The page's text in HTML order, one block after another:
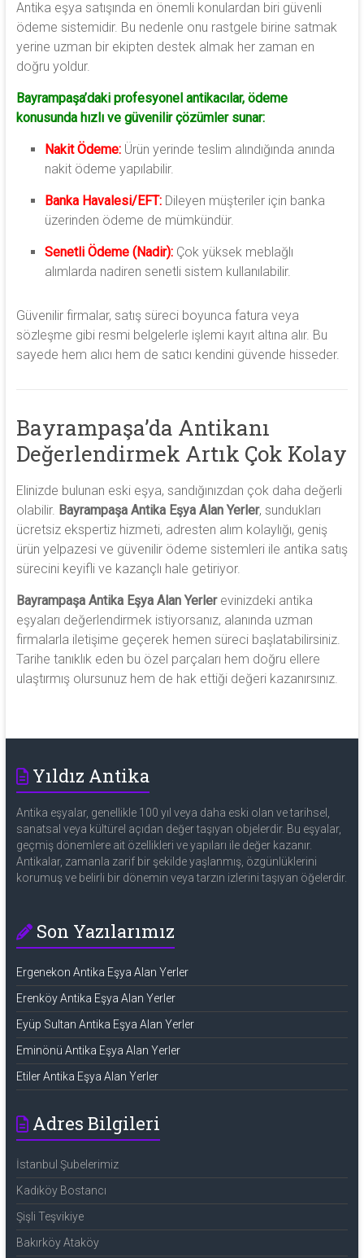
Antika eşya satışında en önemli konulardan biri güvenli
ödeme sistemidir. Bu nedenle onu rastgele birine satmak
yerine uzman bir ekipten destek almak her zaman en
doğru yoldur.
Bayrampaşa’daki profesyonel antikacılar, ödeme
konusunda hızlı ve güvenilir çözümler sunar:
Nakit Ödeme:Ürün yerinde teslim alındığında anında
nakit ödeme yapılabilir.
Banka Havalesi/EFT:Dileyen müşteriler için banka
üzerinden ödeme de mümkündür.
Senetli Ödeme (Nadir):Çok yüksek meblağlı
alımlarda nadiren senetli sistem kullanılabilir.
Güvenilir firmalar, satış süreci boyunca fatura veya
sözleşme gibi resmi belgelerle işlemi kayıt altına alır. Bu
sayede hem alıcı hem de satıcı kendini güvende hisseder.
Bayrampaşa’da Antikanı
Değerlendirmek Artık Çok Kolay
Elinizde bulunan eski eşya, sandığınızdan çok daha değerli
olabilir. Bayrampaşa Antika Eşya Alan Yerler, sundukları
ücretsiz ekspertiz hizmeti, adresten alım kolaylığı, geniş
ürün yelpazesi ve güvenilir ödeme sistemleri ile antika satış
sürecini keyifli ve kazançlı hale getiriyor.
Bayrampaşa Antika Eşya Alan Yerlerevinizdeki antika
eşyaları değerlendirmek istiyorsanız, alanında uzman
firmalarla iletişime geçerek hemen süreci başlatabilirsiniz.
Tarihe tanıklık eden bu özel parçaları hem doğru ellere
ulaştırmış olursunuz hem de hak ettiği değeri kazanırsınız.
Yıldız Antika
Antika eşyalar, genellikle 100 yıl veya daha eski olan ve tarihsel,
sanatsal veya kültürel açıdan değer taşıyan objelerdir. Bu eşyalar,
geçmiş dönemlere ait özellikleri ve yapıları ile değer kazanır.
Antikalar, zamanla zarif bir şekilde yaşlanmış, özgünlüklerini
korumuş ve belirli bir dönemin veya tarzın izlerini taşıyan öğelerdir.
Son Yazılarımız
Ergenekon Antika Eşya Alan Yerler
Erenköy Antika Eşya Alan Yerler
Eyüp Sultan Antika Eşya Alan Yerler
Eminönü Antika Eşya Alan Yerler
Etiler Antika Eşya Alan Yerler
Adres Bilgileri
İstanbul Şubelerimiz
Kadıköy Bostancı
Şişli Teşvikiye
Bakırköy Ataköy